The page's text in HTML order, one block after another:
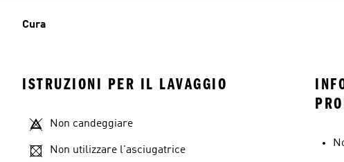
Cura
ISTRUZIONI PER IL LAVAGGIO
Non candeggiare
Non utilizzare l'asciugatrice